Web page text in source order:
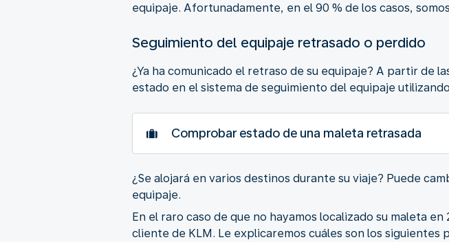
equipaje. Afortunadamente, en el 90 % de los casos,
Seguimiento del equipaje retrasado o perdido
¿Ya ha comunicado el retraso de su equipaje? A partir de
estado en el sistema de seguimiento del equipaje
Comprobar estado de una maleta retrasada
¿Se alojará en varios destinos durante su viaje? Puede
equipaje.
En el raro caso de que no hayamos localizado su maleta
cliente de KLM. Le explicaremos cuáles son los siguientes